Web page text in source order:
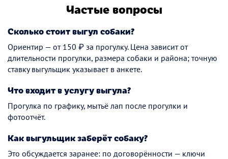
Частые вопросы
Сколько стоит выгул собаки?
Ориентир — от 150 ₽ за прогулку. Цена зависит от
длительности прогулки, размера собаки и района; точную
ставку выгульщик указывает в анкете.
Что входит в услугу выгула?
Прогулка по графику, мытьё лап после прогулки и
фотоотчёт.
Как выгульщик заберёт собаку?
Это обсуждается заранее: по договорённости — ключи